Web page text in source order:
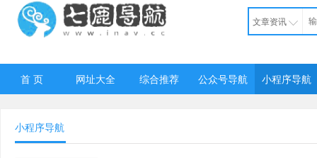
文章资讯
首 页 网址大全 综合推荐 公众号导航 小程序导航
小程序导航